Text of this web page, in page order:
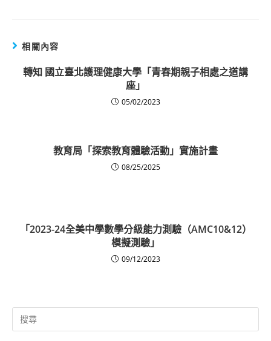
相關內容
轉知 國立臺北護理健康大學「青春期親子相處之道講
座」
05/02/2023
教育局「探索教育體驗活動」實施計畫
08/25/2025
「2023-24全美中學數學分級能力測驗（AMC10&12）
模擬測驗」
09/12/2023
Search
for: